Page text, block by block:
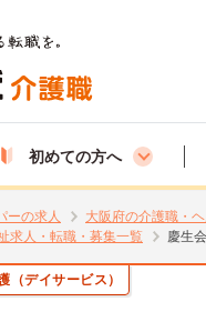
初めての方へ
ーの求人 大阪府の介護職・
求人・転職・募集一覧
慶生
（デイサービス）